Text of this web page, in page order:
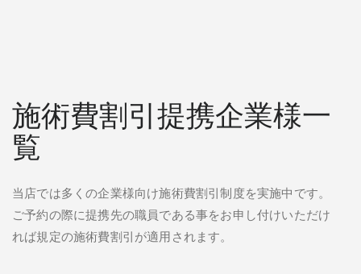
施術費割引提携企業様一
覧
当店では多くの企業様向け施術費割引制度を実施中です。
ご予約の際に提携先の職員である事をお申し付けいただけ
れば規定の施術費割引が適用されます。